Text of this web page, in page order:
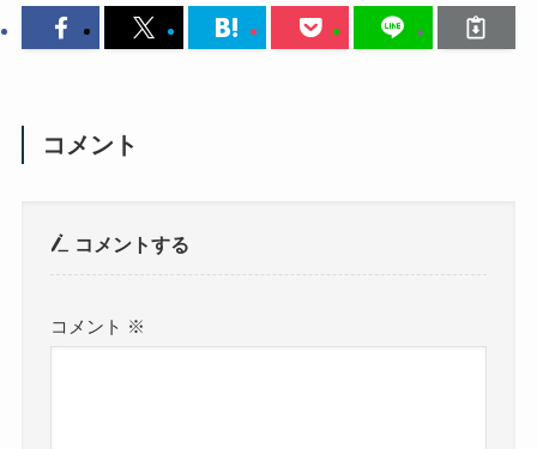
コメント
コメントする
コメント ※